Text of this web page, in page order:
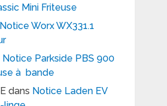
Mini Friteuse
Notice Worx WX331.1
Notice Parkside PBS 900
à bande
dans Notice Laden EV